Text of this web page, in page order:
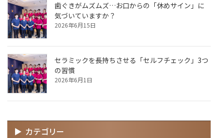
歯ぐきがムズムズ…お口からの「休めサイン」に
気づいていますか？
2026年6月15日
セラミックを長持ちさせる「セルフチェック」3つ
の習慣
2026年6月1日
カテゴリー